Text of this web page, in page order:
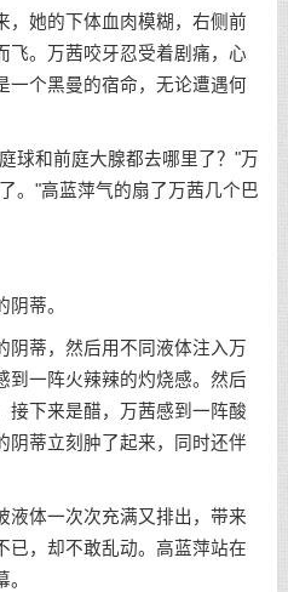
她的下体血肉模糊，右侧前
飞。万茜咬牙忍受着剧痛，心
一个黑曼的宿命，无论遭遇何
和前庭大腺都去哪里了？"万
。"高蓝萍气的扇了万茜几个巴
蒂。
蒂，然后用不同液体注入万
到一阵火辣辣的灼烧感。然后
接下来是醋，万茜感到一阵酸
阴蒂立刻肿了起来，同时还伴
体一次次充满又排出，带来
已，却不敢乱动。高蓝萍站在